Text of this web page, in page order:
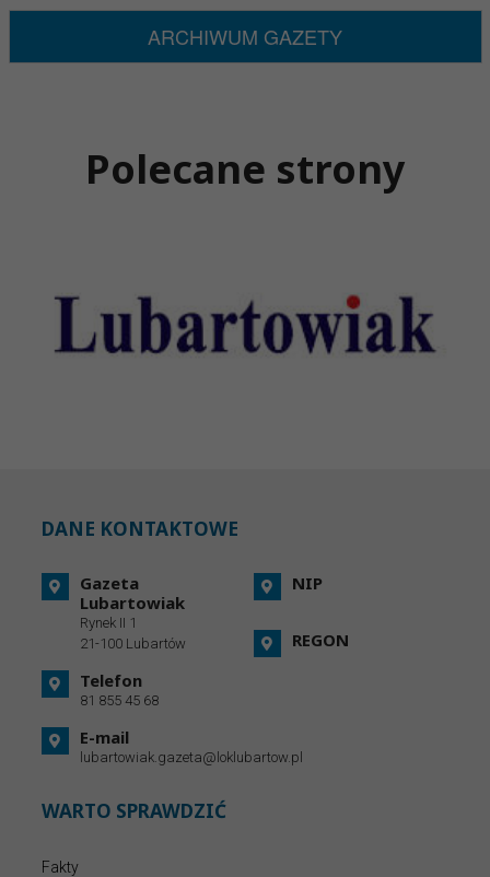
ARCHIWUM GAZETY
Polecane strony
DANE KONTAKTOWE
Gazeta
Lubartowiak
Rynek II 1
21-100 Lubartów
Telefon
81 855 45 68
E-mail
lubartowiak.gazeta@loklubartow.pl
NIP
REGON
WARTO SPRAWDZIĆ
Fakty